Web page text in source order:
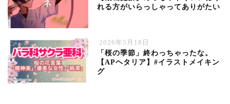
れる方がいらっしゃってありがたい
2026年5月18日
「桜の季節」終わっちゃったな。
【APヘタリア】#イラストメイキン
グ